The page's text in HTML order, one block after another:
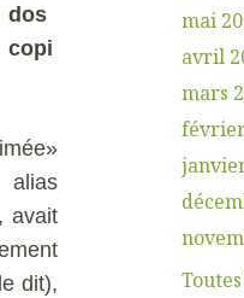
dos
copi
alias
avait
dit),
mai
avril
mars